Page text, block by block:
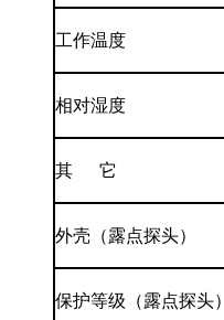
工作温度
相对湿度
其 它
外壳（露点探头）
保护等级（露点探头）